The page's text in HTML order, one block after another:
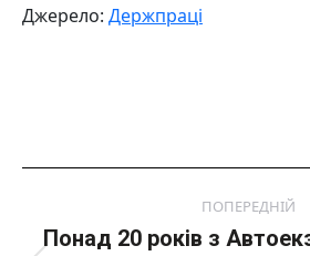
Джерело: Держпраці
ПОПЕРЕДНІЙ
Понад 20 років з